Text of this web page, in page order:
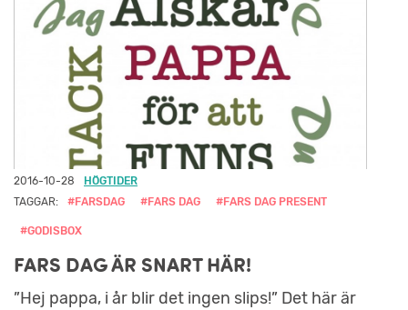
2016-10-28
HÖGTIDER
TAGGAR:
#FARSDAG #FARS DAG #FARS DAG PRESENT
#GODISBOX
FARS DAG ÄR SNART HÄR!
”Hej pappa, i år blir det ingen slips!” Det här är